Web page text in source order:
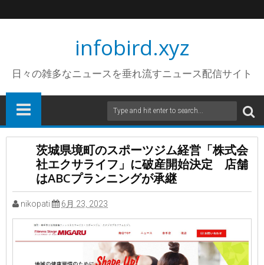
infobird.xyz
日々の雑多なニュースを垂れ流すニュース配信サイト
茨城県境町のスポーツジム経営「株式会
社エクサライフ」に破産開始決定 店舗
はABCプランニングが承継
nikopati 6月 23, 2023